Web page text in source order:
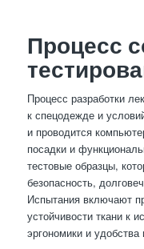
Процесс
Процесс разработки
к спецодежде и
и проводится
посадки и
тестовые образцы,
безопасность,
Испытания включают
устойчивости ткани к
эргономики и удобства